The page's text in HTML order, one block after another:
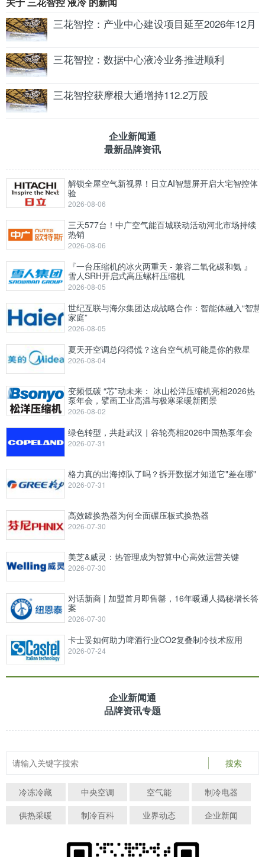
三花智控：产业中心建设项目延至2026年12月
三花智控：数据中心液冷业务推进顺利
三花智控获摩根大通增持112.2万股
企业新闻通
最新品牌资讯
解锁全屋空气新视界！日立AI智慧屏开启大宅智控体
验
2026-08-06
三天577台！中广空气能百城联动活动河北市场持续
热销
2026-08-06
『一台压缩机的冰火两重天 - 兼容二氧化碳和氨 』
雪人SRH开启式高压螺杆压缩机
2026-08-05
世纪互联与海尔集团达成战略合作：智能体融入“智慧
家庭”
2026-08-05
夏天开空调总闷得慌？这台空气机可能是你的救星
2026-08-04
变频低碳 “芯”动未来： 冰山松洋压缩机亮相2026热
泵年会，擘画工业高温与极寒采暖新图景
2026-08-02
绿色转型，共赴武汉｜谷轮亮相2026中国热泵年会
2026-07-31
格力真的出海掉队了吗？拆开数据才知道它"差在哪"
2026-07-31
高效罐换热器为何全面碾压板式换热器
2026-07-30
美芝&威灵：热管理成为智算中心高效运营关键
2026-07-30
对话新商 | 加盟首月即售罄，16年暖通人揭秘增长答
案
2026-07-30
卡士妥如何助力啤酒行业CO2复叠制冷技术应用
2026-07-24
企业新闻通
品牌资讯专题
搜索
冷冻冷藏 中央空调 空气能
制冷电器
供热采暖
制冷百科 业界动态 企业新闻